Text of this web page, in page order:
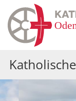
Zum Inhalt springen